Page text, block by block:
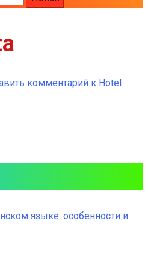
комментарий к Hotel